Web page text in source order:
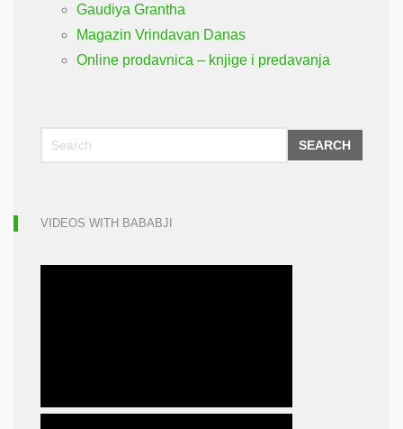
Gaudiya Grantha
Magazin Vrindavan Danas
Online prodavnica – knjige i predavanja
SEARCH
VIDEOS WITH BABABJI